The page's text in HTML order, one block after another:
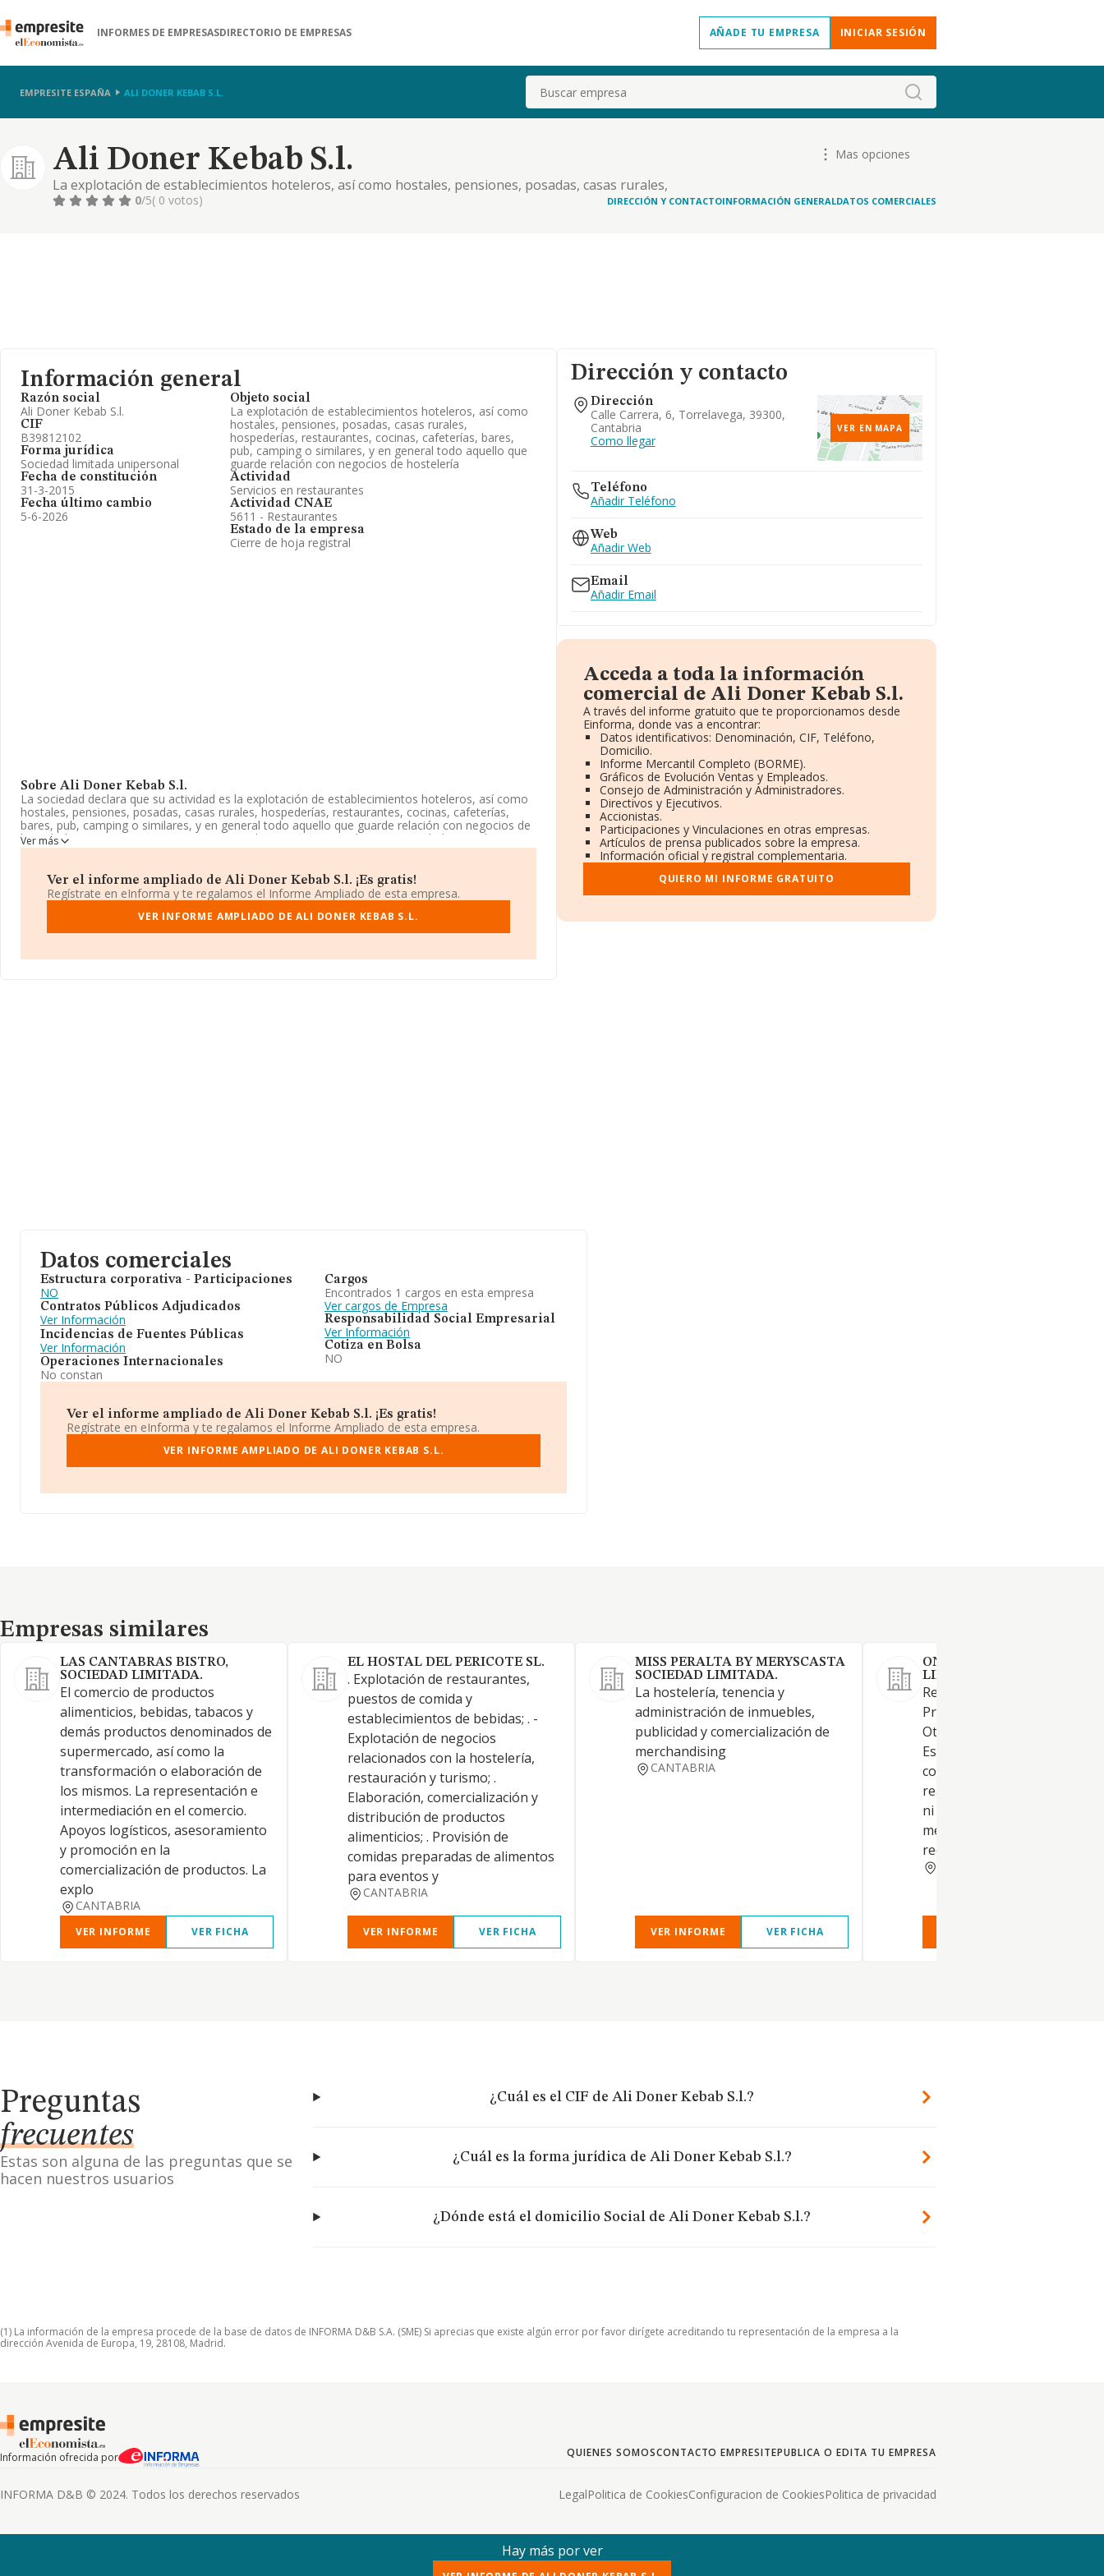
INFORMES DE EMPRESASDIRECTORIO DE EMPRESAS AÑADE TU EMPRESA INICIAR SESIÓN
EMPRESITE ESPAÑA ALI DONER KEBAB S.L. Buscar
Ali Doner Kebab S.l.
La explotación de establecimientos hoteleros, así como hostales, pensiones, posadas, casas rurales,
hospederías, restaurantes, cocinas, cafeterías, bares, pub, camping o similares, y en general todo
Mas opciones
0/5( 0 votos) DIRECCIÓN Y CONTACTOINFORMACIÓN GENERALDATOS COMERCIALES
Información general
Razón social
Ali Doner Kebab S.l.
CIF
B39812102
Forma jurídica
Sociedad limitada unipersonal
Fecha de constitución
31-3-2015
Fecha último cambio
5-6-2026
Objeto social
La explotación de establecimientos hoteleros, así como
hostales, pensiones, posadas, casas rurales,
hospederías, restaurantes, cocinas, cafeterías, bares,
pub, camping o similares, y en general todo aquello que
guarde relación con negocios de hostelería
Actividad
Servicios en restaurantes
Actividad CNAE
5611 - Restaurantes
Estado de la empresa
Cierre de hoja registral
Sobre Ali Doner Kebab S.l.
La sociedad declara que su actividad es la explotación de establecimientos hoteleros, así como
hostales, pensiones, posadas, casas rurales, hospederías, restaurantes, cocinas, cafeterías,
bares, pub, camping o similares, y en general todo aquello que guarde relación con negocios de
hostelería. La empresa aparece inscrita en el Registro Mercantil como Sociedad Limitada. Tiene
CNAE: 5611 - '%cnae%'. No realiza actividad de importación y/o exportación.
La sociedad Ali Doner Kebab S.L, con CIF B39812102, tiene su domicilio social establecido en
Calle Carrera núm. 6, (39300), en el municipio de Torrelavega, Cantabria.
Con los datos a disposición de INFORMA sobre 142.938 empresas pertenecientes al sector, a
nivel nacional la facturación asciende a 31.947 millones de euros y la media entre todas las
en la base de datos INFORMA constan 1229 empresas, cuyas ventas han obtenido los 274
Ver más
Ver el informe ampliado de Ali Doner Kebab S.l. ¡Es gratis!
Regístrate en eInforma y te regalamos el Informe Ampliado de esta empresa.
VER INFORME AMPLIADO DE ALI DONER KEBAB S.L.
Dirección y contacto
Dirección
Calle Carrera, 6, Torrelavega, 39300,
Cantabria
Como llegar
VER EN MAPA
Teléfono
Añadir Teléfono
Web
Añadir Web
Email
Añadir Email
Acceda a toda la información
comercial de Ali Doner Kebab S.l.
A través del informe gratuito que te proporcionamos desde
Einforma, donde vas a encontrar:
Datos identificativos: Denominación, CIF, Teléfono,
Domicilio.
Informe Mercantil Completo (BORME).
Gráficos de Evolución Ventas y Empleados.
Consejo de Administración y Administradores.
Directivos y Ejecutivos.
Accionistas.
Participaciones y Vinculaciones en otras empresas.
Artículos de prensa publicados sobre la empresa.
Información oficial y registral complementaria.
QUIERO MI INFORME GRATUITO
Datos comerciales
Estructura corporativa - Participaciones
NO
Contratos Públicos Adjudicados
Ver Información
Incidencias de Fuentes Públicas
Ver Información
Operaciones Internacionales
No constan
Cargos
Encontrados 1 cargos en esta empresa
Ver cargos de Empresa
Responsabilidad Social Empresarial
Ver Información
Cotiza en Bolsa
NO
Ver el informe ampliado de Ali Doner Kebab S.l. ¡Es gratis!
Regístrate en eInforma y te regalamos el Informe Ampliado de esta empresa.
VER INFORME AMPLIADO DE ALI DONER KEBAB S.L.
Empresas similares
Empresas similares
LAS CANTABRAS BISTRO,
SOCIEDAD LIMITADA.
El comercio de productos
alimenticios, bebidas, tabacos y
demás productos denominados de
supermercado, así como la
transformación o elaboración de
los mismos. La representación e
intermediación en el comercio.
Apoyos logísticos, asesoramiento
y promoción en la
comercialización de productos. La
explo
CANTABRIA
VER INFORME VER FICHA
EL HOSTAL DEL PERICOTE SL.
. Explotación de restaurantes,
puestos de comida y
establecimientos de bebidas; . -
Explotación de negocios
relacionados con la hostelería,
restauración y turismo; .
Elaboración, comercialización y
distribución de productos
alimenticios; . Provisión de
comidas preparadas de alimentos
para eventos y
CANTABRIA
VER INFORME VER FICHA
MISS PERALTA BY MERYSCASTA
SOCIEDAD LIMITADA.
La hostelería, tenencia y
administración de inmuebles,
publicidad y comercialización de
merchandising
CANTABRIA
VER INFORME VER FICHA
ONDE Y LLAMOSAS,
LIMITADA.
Restaurantes y puestos de
Provisión de comida para
Otros servicios de comidas.
Establecimientos de
comercio al por menor no
realizado ni en
ni en puestos de venta ni en
mercadillos. Otras actividades
recreativas y de
Preguntas
frecuentes
Estas son alguna de las preguntas que se
hacen nuestros usuarios
¿Cuál es el CIF de Ali Doner Kebab S.l.?
¿Cuál es la forma jurídica de Ali Doner Kebab S.l.?
¿Dónde está el domicilio Social de Ali Doner Kebab S.l.?
(1) La información de la empresa procede de la base de datos de INFORMA D&B S.A. (SME) Si aprecias que existe algún error por favor dirígete acreditando tu representación de la empresa a la
dirección Avenida de Europa, 19, 28108, Madrid.
Información ofrecida por QUIENES SOMOSCONTACTO EMPRESITEPUBLICA O EDITA TU EMPRESA
INFORMA D&B © 2024. Todos los derechos reservados LegalPolitica de CookiesConfiguracion de CookiesPolitica de privacidad
Hay más por ver